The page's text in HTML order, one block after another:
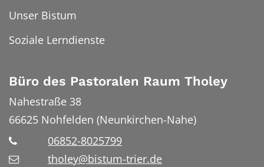
Unser Bistum
Soziale Lerndienste
Büro des Pastoralen Raum Tholey
Nahestraße 38
66625 Nohfelden (Neunkirchen-Nahe)
06852-8025799
tholey@bistum-trier.de